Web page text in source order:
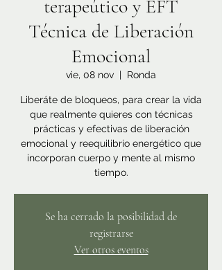
terapeútico y EFT
Técnica de Liberación
Emocional
vie, 08 nov
  |
Ronda
Liberáte de bloqueos, para crear la vida
que realmente quieres con técnicas
prácticas y efectivas de liberación
emocional y reequilibrio energético que
incorporan cuerpo y mente al mismo
tiempo.
Se ha cerrado la posibilidad de
registrarse
Ver otros eventos